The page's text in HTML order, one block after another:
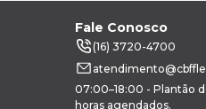
Fale Conosco
(16) 3720-4700
07:00–18:00 - Plantão
horas agendados.